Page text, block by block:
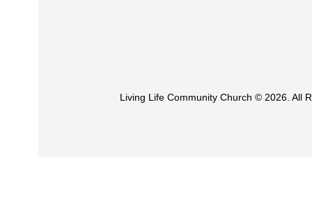
Living Life Community Church © 2026. All